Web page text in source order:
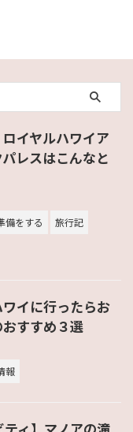
ロイヤルハワイア
レスはこんなと
備をする
旅行記
ワイに行ったらお
すすめ３選
報